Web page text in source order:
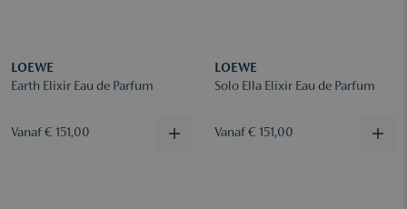
LOEWE
Earth Elixir Eau de Parfum
Vanaf € 151,00
LOEWE
Solo Ella Elixir Eau de Parfum
Vanaf € 151,00